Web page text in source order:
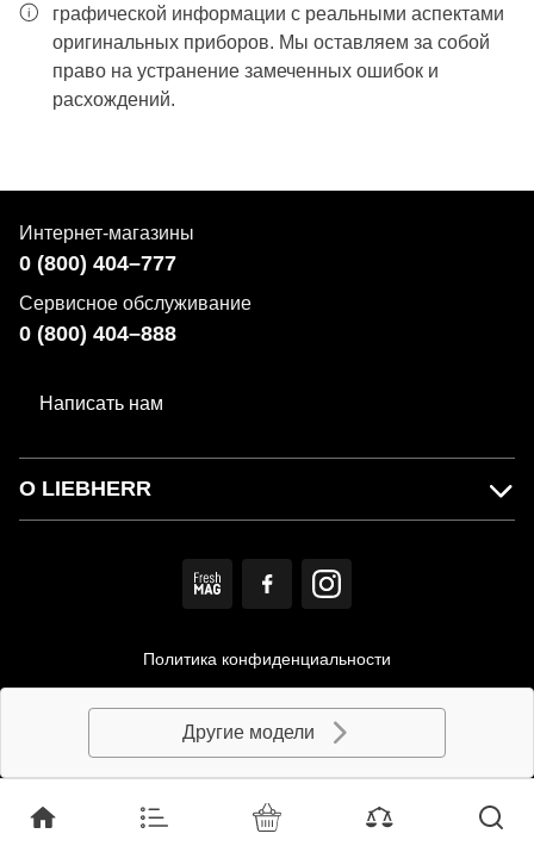
Другие модели
графической информации с реальными аспектами
оригинальных приборов. Мы оставляем за собой
право на устранение замеченных ошибок и
расхождений.
Интернет-магазины
0 (800) 404–777
Сервисное обслуживание
0 (800) 404–888
Написать нам
О LIEBHERR
© MIRS. Официальный дистрибьютор LIEBHERR в Украине
Политика конфиденциальности